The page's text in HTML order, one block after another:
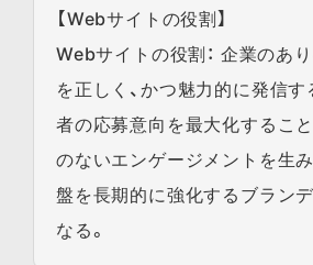
【Webサイトの役割】
Webサイトの役割： 企業のあ
を正しく、かつ魅力的に発信す
者の応募意向を最大化するこ
のないエンゲージメントを生み
盤を長期的に強化するブランデ
なる。